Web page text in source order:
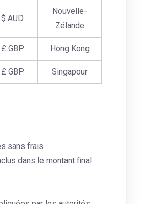
AUD
Nouvelle-
Zélande
GBP Hong Kong
GBP Singapour
sans frais
dans le montant final